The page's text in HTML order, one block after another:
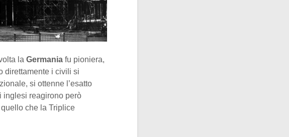
la Germania fu pioniera,
direttamente i civili si
si ottenne l’esatto
inglesi reagirono però
che la Triplice